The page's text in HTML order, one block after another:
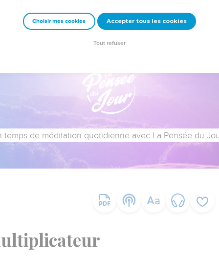
temps de méditation quotidienne avec La Pensée du
Choisir mes cookies Accepter tous les cookies
Tout refuser